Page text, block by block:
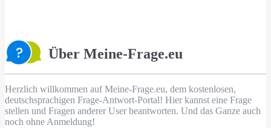
Über Meine-Frage.eu
Herzlich willkommen auf Meine-Frage.eu, dem kostenlosen,
deutschsprachigen Frage-Antwort-Portal! Hier kannst eine Frage
stellen und Fragen anderer User beantworten. Und das Ganze auch
noch ohne Anmeldung!